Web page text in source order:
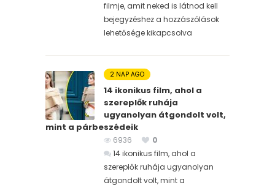
filmje, amit neked is látnod kell
bejegyzéshez a hozzászólások
lehetősége kikapcsolva
2 NAP AGO
14 ikonikus film, ahol a
szereplők ruhája
ugyanolyan átgondolt volt,
mint a párbeszédeik
6936
0
14 ikonikus film, ahol a
szereplők ruhája ugyanolyan
átgondolt volt, mint a